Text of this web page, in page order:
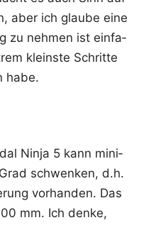
aber ich glau­be eine
zu neh­men ist ein­fa­
kleins­te Schrit­te
habe.
Nin­ja 5 kann mini­
schwen­ken, d.h.
vor­han­den. Das
mm. Ich den­ke,